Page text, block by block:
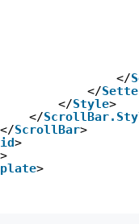
</
</
</Style>
</
</ScrollBar>
>
>
>